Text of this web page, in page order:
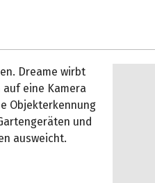
Dreame wirbt
eine Kamera
Objekterkennung
und
ausweicht.